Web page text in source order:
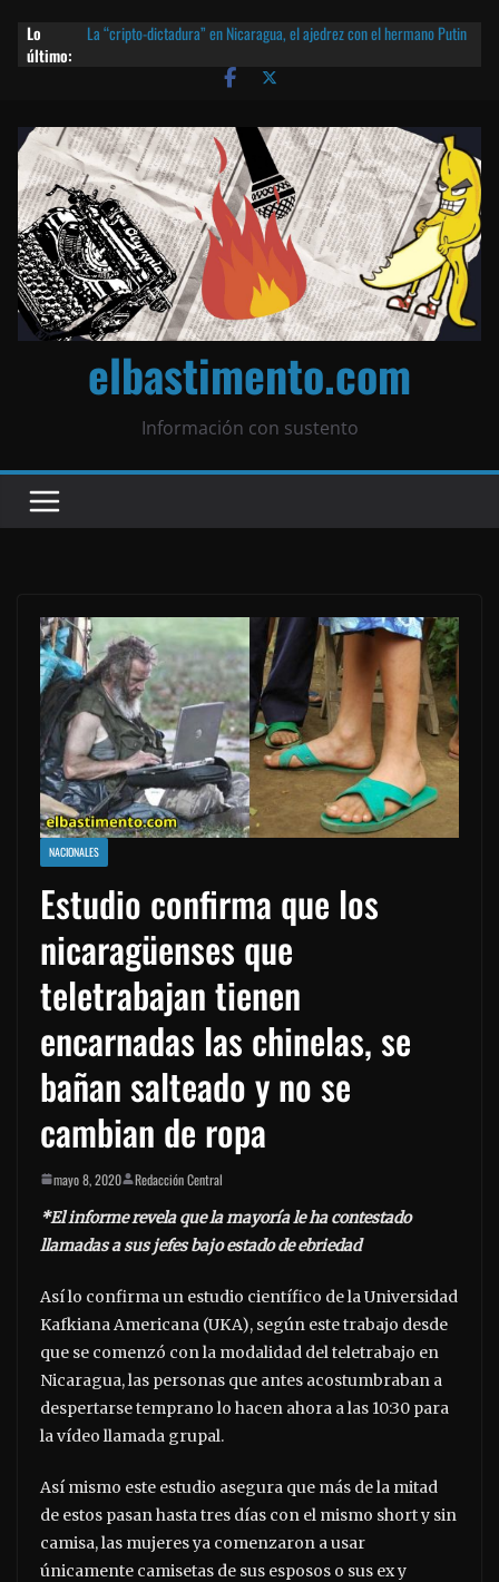
Lo
último:
La “cripto-dictadura” en Nicaragua, el ajedrez con el hermano Putin
Agarrá tu POLLO FRITO, vamos a la dictadura ETERNA | ¡O lo que
¡El partido único! Nicaragua, la Corea del Norte con queso frito y el
Batman de Matagalpa
Las mentiras del Cardenal Leopoldo Brenes con el Papa
¿Piratas de El Carmen en la India? El barco fantasma de Nicaragua |
¡O lo que queda!
elbastimento.com
Información con sustento
NACIONALES
Estudio confirma que los
nicaragüenses que
teletrabajan tienen
encarnadas las chinelas, se
bañan salteado y no se
cambian de ropa
mayo 8, 2020 Redacción Central
*El informe revela que la mayoría le ha contestado
llamadas a sus jefes bajo estado de ebriedad
Así lo confirma un estudio científico de la Universidad
Kafkiana Americana (UKA), según este trabajo desde
que se comenzó con la modalidad del teletrabajo en
Nicaragua, las personas que antes acostumbraban a
despertarse temprano lo hacen ahora a las 10:30 para
la vídeo llamada grupal.
Así mismo este estudio asegura que más de la mitad
de estos pasan hasta tres días con el mismo short y sin
camisa, las mujeres ya comenzaron a usar
únicamente camisetas de sus esposos o sus ex y